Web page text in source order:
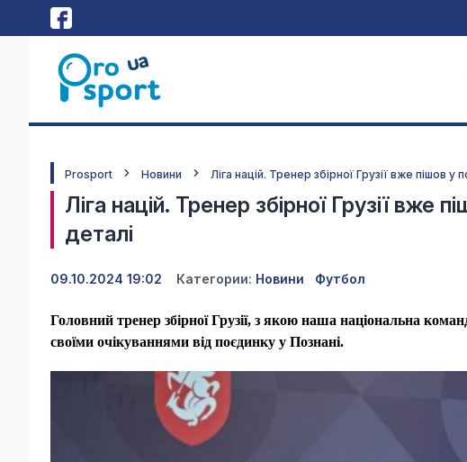
Prosport Новини Ліга націй. Тренер збірної Грузії вже пішов у
Ліга націй. Тренер збірної Грузії вже
деталі
09.10.2024 19:02 Категории: Новини Футбол
Головний тренер збірної Грузії, з якою наша національна
своїми очікуваннями від поєдинку у Познані.